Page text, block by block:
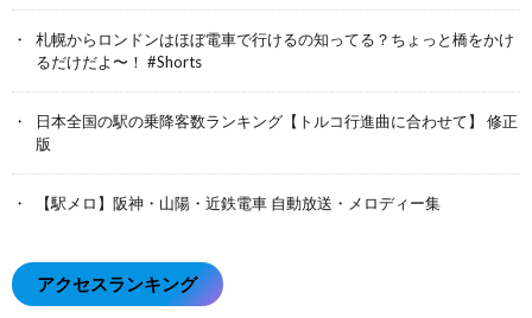
札幌からロンドンはほぼ電車で行けるの知ってる？ちょっと橋をかけ
るだけだよ〜！ #Shorts
日本全国の駅の乗降客数ランキング【トルコ行進曲に合わせて】 修正
版
【駅メロ】阪神・山陽・近鉄電車 自動放送・メロディー集
アクセスランキング